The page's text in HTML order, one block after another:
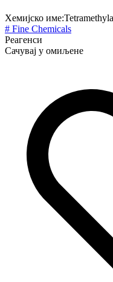
Хемијско име:
# Fine Chemicals
Реагенси
Сачувај у омиљене